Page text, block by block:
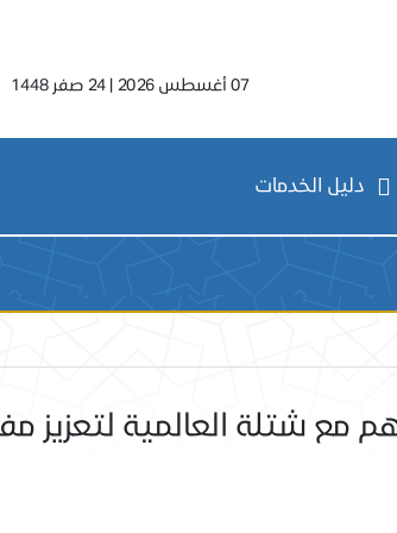
07 أغسطس 2026 | 24 صفر 1448
دليل الخدمات
مع شتلة العالمية لتعزيز